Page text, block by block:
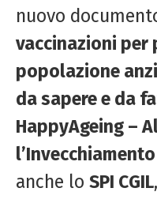
nuovo
vaccinazioni per
popolazione
da sapere e da
HappyAgeing –
anche lo SPI CGIL